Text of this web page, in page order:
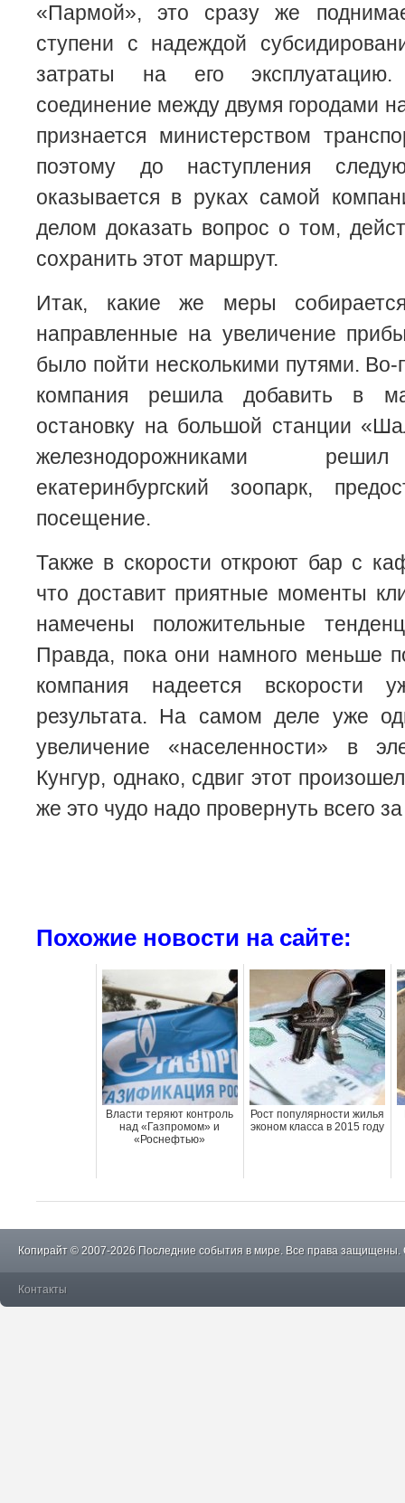
«Пармой», это сразу же
ступени с надеждой
затраты на его
соединение между двумя городами
признается министерством
поэтому до наступления
оказывается в руках самой
делом доказать вопрос о том,
сохранить этот маршрут.
Итак, какие же меры
направленные на увеличение
было пойти несколькими путями.
компания решила добавить в
остановку на большой станции
железнодорожниками
екатеринбургский зоопарк,
посещение.
Также в скорости откроют бар с
что доставит приятные моменты
намечены положительные
Правда, пока они намного меньше
компания надеется вскорости
результата. На самом деле уже
увеличение «населенности» в
Кунгур, однако, сдвиг этот
же это чудо надо провернуть всего
Похожие новости на сайте:
Власти теряют контроль
над «Газпромом» и
«Роснефтью»
Рост популярности жилья
эконом класса в 2015 году
Копирайт © 2007-2026 Последние события в мире. Все права защищены.
Контакты